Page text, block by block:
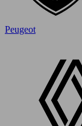
Peugeot